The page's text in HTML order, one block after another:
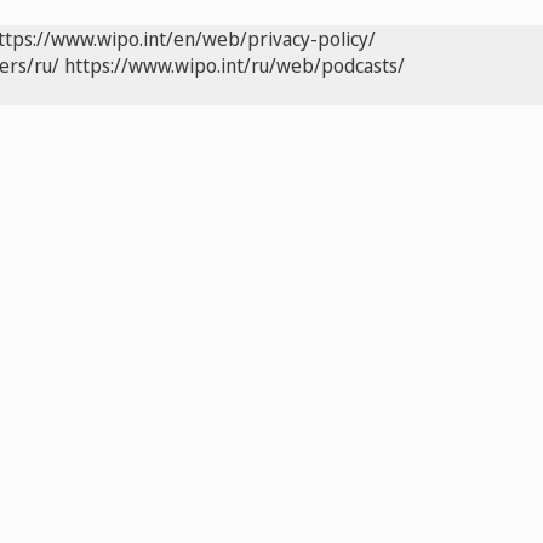
www.wipo.int/en/web/privacy-policy/
ru/ https://www.wipo.int/ru/web/podcasts/